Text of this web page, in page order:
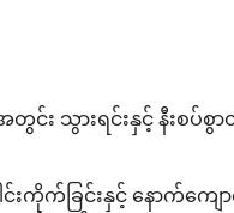
းအတွင်း သွားရင်းနှင့် နီ
းကိုက်ခြင်းနှင့် နောက်က